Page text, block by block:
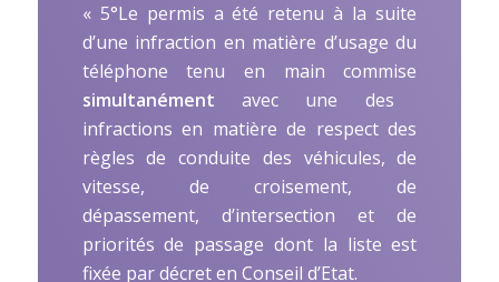
« 5°Le permis a été retenu à la suite
d’une infraction en matière d’usage du
téléphone tenu en main commise
simultanément avec une des
infractions en matière de respect des
règles de conduite des véhicules, de
vitesse, de croisement, de
dépassement, d’intersection et de
priorités de passage dont la liste est
fixée par décret en Conseil d’Etat.